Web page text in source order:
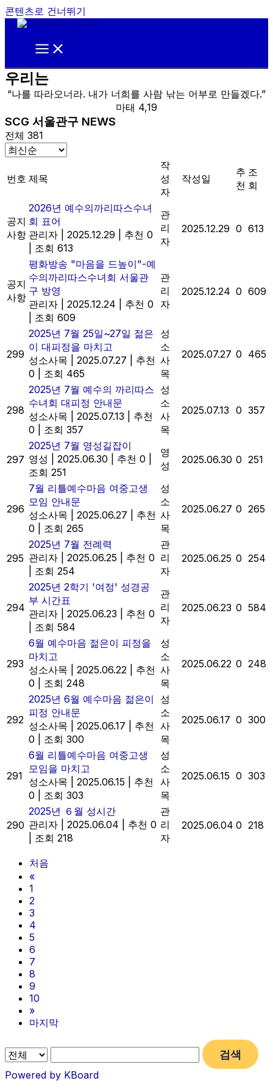
콘텐츠로 건너뛰기
우리는
“나를 따라오너라. 내가 너희를 사람 낚는 어부로 만들겠다.”
마태 4,19
SCG 서울관구 NEWS
전체 381
번호 제목
작
성
자
작성일
추
천
조
회
공지
사항
2026년 예수의까리따스수녀
회 표어
관리자
2025.12.29
추천 0
조회 613
관
리
자
2025.12.29 0 613
공지
사항
평화방송 "마음을 드높이"-예
수의까리따스수녀회 서울관
구 방영
관리자
2025.12.24
추천 0
조회 609
관
리
자
2025.12.24 0 609
299
2025년 7월 25일~27일 젊은
이 대피정을 마치고
성소사목
2025.07.27
추천
0
조회 465
성
소
사
목
2025.07.27 0 465
298
2025년 7월 예수의 까리따스
수녀회 대피정 안내문
성소사목
2025.07.13
추천
0
조회 357
성
소
사
목
2025.07.13 0 357
297
2025년 7월 영성길잡이
영성
2025.06.30 추천 0
조회 251
영
성
2025.06.30 0 251
296
7월 리틀예수마음 여중고생
모임 안내문
성소사목
2025.06.27
추천
0
조회 265
성
소
사
목
2025.06.27 0 265
295
2025년 7월 전례력
관리자
2025.06.25
추천 0
조회 254
관
리
자
2025.06.25 0 254
294
2025년 2학기 '여정' 성경공
부 시간표
관리자
2025.06.23
추천 0
조회 584
관
리
자
2025.06.23 0 584
293
6월 예수마음 젊은이 피정을
마치고
성소사목
2025.06.22
추천
0
조회 248
성
소
사
목
2025.06.22 0 248
292
2025년 6월 예수마음 젊은이
피정 안내문
성소사목
2025.06.17
추천
0
조회 300
성
소
사
목
2025.06.17 0 300
291
6월 리틀예수마음 여중고생
모임을 마치고
성소사목
2025.06.15
추천
0
조회 303
성
소
사
목
2025.06.15 0 303
290
2025년 ６월 성시간
관리자
2025.06.04
추천 0
조회 218
관
리
자
2025.06.04 0 218
처음
«
1
2
3
4
5
6
7
8
9
10
»
마지막
검색
Powered by KBoard